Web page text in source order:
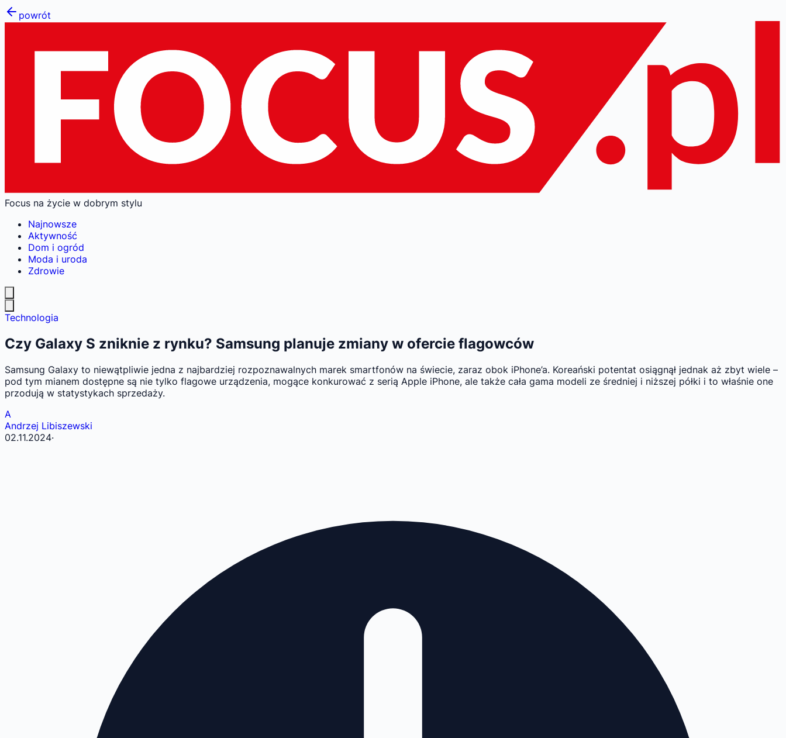
powrót
Focus na życie w dobrym stylu
Najnowsze
Aktywność
Dom i ogród
Moda i uroda
Zdrowie
Technologia
Czy Galaxy S zniknie z rynku? Samsung planuje zmiany w ofercie flagowców
Samsung Galaxy to niewątpliwie jedna z najbardziej rozpoznawalnych marek smartfonów na świecie, zaraz obok iPhone’a. Koreański potentat osiągnął jednak aż zbyt wiele –
pod tym mianem dostępne są nie tylko flagowe urządzenia, mogące konkurować z serią Apple iPhone, ale także cała gama modeli ze średniej i niższej półki i to właśnie one
przodują w statystykach sprzedaży.
A
Andrzej Libiszewski
02.11.2024·